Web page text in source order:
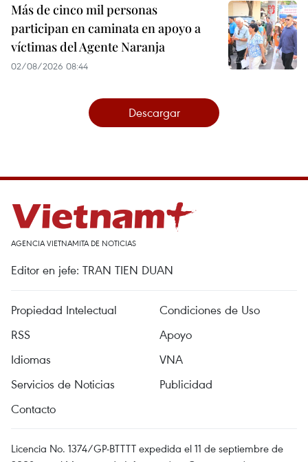
Más de cinco mil personas
participan en caminata en apoyo a
víctimas del Agente Naranja
02/08/2026 08:44
Descargar
AGENCIA VIETNAMITA DE NOTICIAS
Editor en jefe: TRAN TIEN DUAN
Propiedad Intelectual
Condiciones de Uso
RSS
Apoyo
Idiomas
VNA
Servicios de Noticias
Publicidad
Contacto
Licencia No. 1374/GP-BTTTT expedida el 11 de septiembre de